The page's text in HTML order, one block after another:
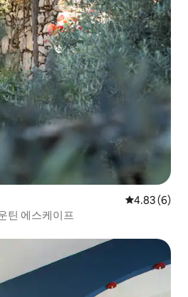
평점 4.83점
4.83 (6)
틴 에스케이프